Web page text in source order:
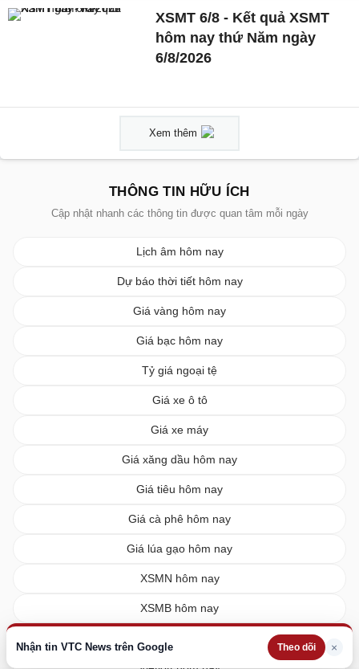
Nhận tin VTC News trên Google Theo dõi ×
XSMT 6/8 - Kết quả XSMT
hôm nay thứ Năm ngày
6/8/2026
Xem thêm
THÔNG TIN HỮU ÍCH
Cập nhật nhanh các thông tin được quan tâm mỗi ngày
Lịch âm hôm nay
Dự báo thời tiết hôm nay
Giá vàng hôm nay
Giá bạc hôm nay
Tỷ giá ngoại tệ
Giá xe ô tô
Giá xe máy
Giá xăng dầu hôm nay
Giá tiêu hôm nay
Giá cà phê hôm nay
Giá lúa gạo hôm nay
XSMN hôm nay
XSMB hôm nay